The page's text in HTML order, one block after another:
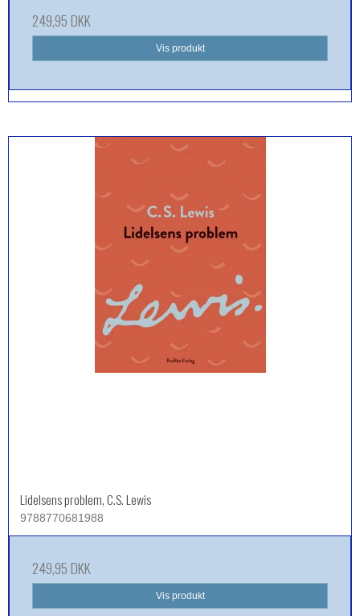
249,95 DKK
Vis produkt
Lidelsens problem, C.S. Lewis
9788770681988
249,95 DKK
Vis produkt